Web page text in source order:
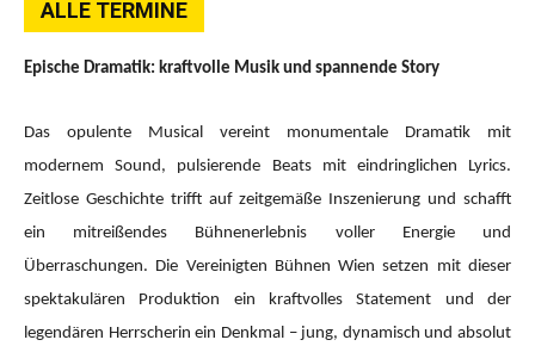
ALLE TERMINE
Epische Dramatik: kraftvolle Musik und spannende Story
Das opulente Musical vereint monumentale Dramatik mit
modernem Sound, pulsierende Beats mit eindringlichen Lyrics.
Zeitlose Geschichte trifft auf zeitgemäße Inszenierung und schafft
ein mitreißendes Bühnenerlebnis voller Energie und
Überraschungen. Die Vereinigten Bühnen Wien setzen mit dieser
spektakulären Produktion ein kraftvolles Statement und der
legendären Herrscherin ein Denkmal – jung, dynamisch und absolut